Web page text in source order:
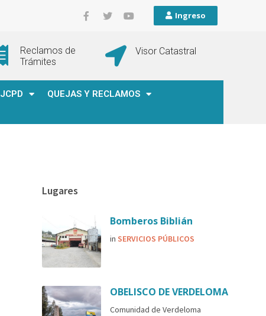
Ingreso
Reclamos de
Trámites
Visor Catastral
JCPD
QUEJAS Y RECLAMOS
Lugares
Bomberos Biblián
inSERVICIOS PÚBLICOS
OBELISCO DE VERDELOMA
Comunidad de Verdeloma